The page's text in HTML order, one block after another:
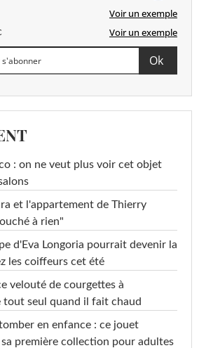
Voir un exemple
Voir un exemple
: on ne veut plus voir cet objet
et l'appartement de Thierry
à rien"
d'Eva Longoria pourrait devenir la
les coiffeurs cet été
velouté de courgettes à
tout seul quand il fait chaud
en enfance : ce jouet
première collection pour adultes